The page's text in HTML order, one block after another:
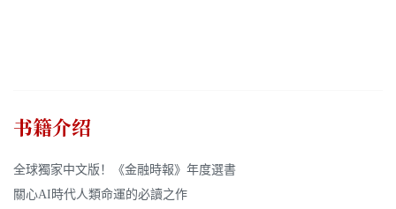
书籍介绍
全球獨家中文版！《金融時報》年度選書
關心AI時代人類命運的必讀之作